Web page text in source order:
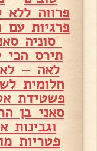
פרווה ללא
פרגיות
סוניה
תירס
לאה –
חלומית
פשטידת
סאני בן
וגבינות
פטריות